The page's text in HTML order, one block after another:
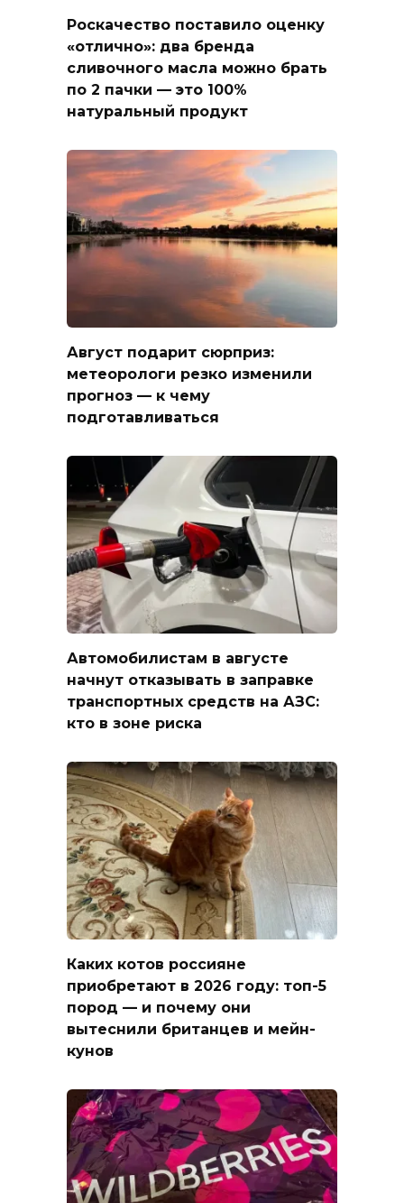
Роскачество поставило оценку
«отлично»: два бренда
сливочного масла можно брать
по 2 пачки — это 100%
натуральный продукт
Август подарит сюрприз:
метеорологи резко изменили
прогноз — к чему
подготавливаться
Автомобилистам в августе
начнут отказывать в заправке
транспортных средств на АЗС:
кто в зоне риска
Каких котов россияне
приобретают в 2026 году: топ-5
пород — и почему они
вытеснили британцев и мейн-
кунов